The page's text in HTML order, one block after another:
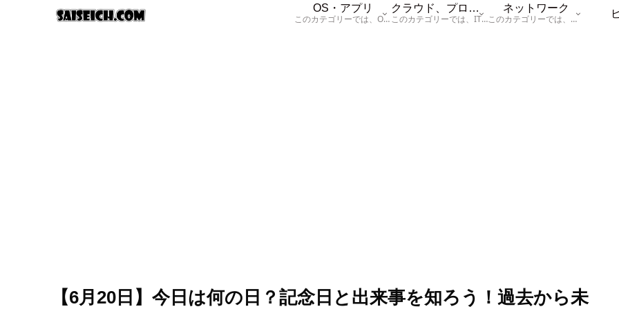
OS・アプリ
このカテゴリーでは、OSに関する情報を記載しています。
クラウド、プログラム
このカテゴリーでは、ITに関する基本的な情報として「ハードウェア、「サーバー」、「データベース、「ネットワーク」、「セキュリティ」、「プログラム」に関する情報を記載しています。
ネットワーク
このカテゴリーでは、「ネットワーク」に関する情報を記載しています。
【6月20日】今日は何の日？記念日と出来事を知ろう！過去から未